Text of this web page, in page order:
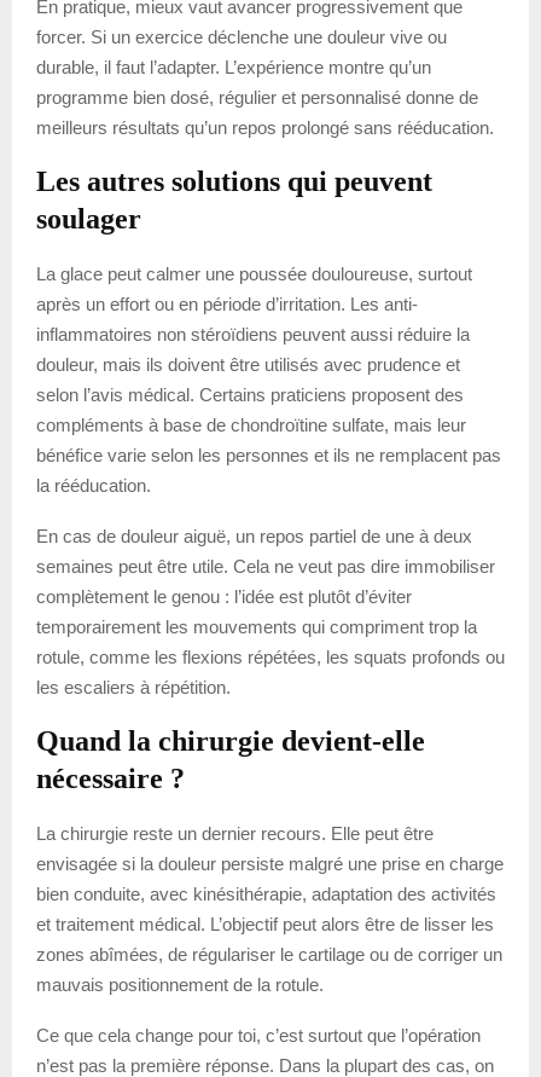
En pratique, mieux vaut avancer progressivement que
forcer. Si un exercice déclenche une douleur vive ou
durable, il faut l’adapter. L’expérience montre qu’un
programme bien dosé, régulier et personnalisé donne de
meilleurs résultats qu’un repos prolongé sans rééducation.
Les autres solutions qui peuvent
soulager
La glace peut calmer une poussée douloureuse, surtout
après un effort ou en période d’irritation. Les anti-
inflammatoires non stéroïdiens peuvent aussi réduire la
douleur, mais ils doivent être utilisés avec prudence et
selon l’avis médical. Certains praticiens proposent des
compléments à base de chondroïtine sulfate, mais leur
bénéfice varie selon les personnes et ils ne remplacent pas
la rééducation.
En cas de douleur aiguë, un repos partiel de une à deux
semaines peut être utile. Cela ne veut pas dire immobiliser
complètement le genou : l’idée est plutôt d’éviter
temporairement les mouvements qui compriment trop la
rotule, comme les flexions répétées, les squats profonds ou
les escaliers à répétition.
Quand la chirurgie devient-elle
nécessaire ?
La chirurgie reste un dernier recours. Elle peut être
envisagée si la douleur persiste malgré une prise en charge
bien conduite, avec kinésithérapie, adaptation des activités
et traitement médical. L’objectif peut alors être de lisser les
zones abîmées, de régulariser le cartilage ou de corriger un
mauvais positionnement de la rotule.
Ce que cela change pour toi, c’est surtout que l’opération
n’est pas la première réponse. Dans la plupart des cas, on